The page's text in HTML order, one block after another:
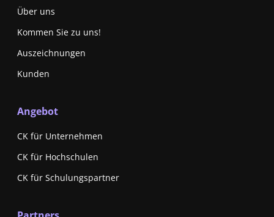
Über uns
Kommen Sie zu uns!
Auszeichnungen
Kunden
Angebot
CK für Unternehmen
CK für Hochschulen
CK für Schulungspartner